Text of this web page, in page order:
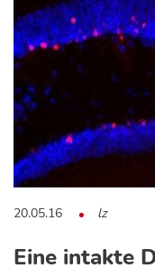
20.05.16 lz
Eine intakte